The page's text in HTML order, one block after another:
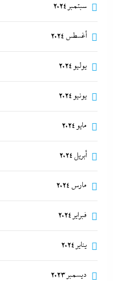
سبتمبر 2024
أغسطس 2024
يوليو 2024
يونيو 2024
مايو 2024
أبريل 2024
مارس 2024
فبراير 2024
يناير 2024
ديسمبر 2023